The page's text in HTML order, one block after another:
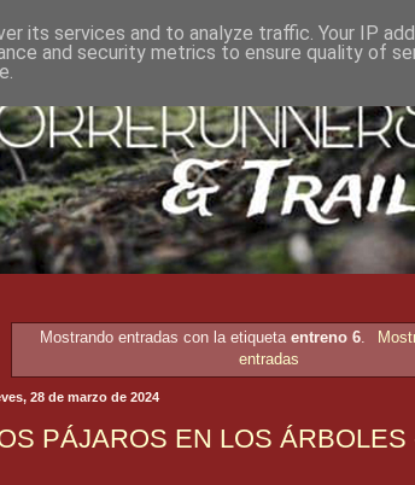
Mostrando entradas con la etiquetaentreno 6
entradas
28 de marzo de 2024
PÁJAROS EN LOS ÁRBOLES
its services and to analyze traffic. Your IP
and security metrics to ensure quality of